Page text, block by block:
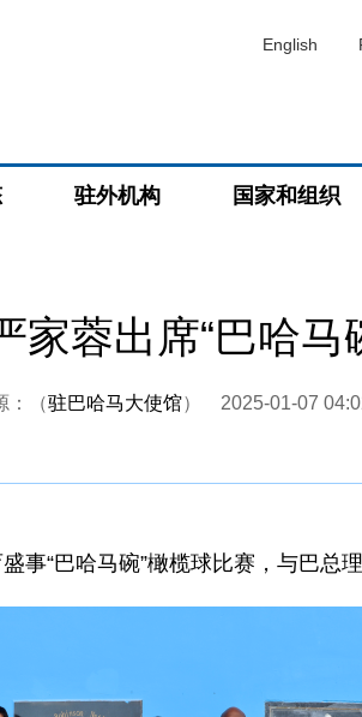
English
驻外机构 国家和组织
家蓉出席“巴哈马
：（驻巴哈马大使馆） 2025-01-07
事“巴哈马碗”橄榄球比赛，与巴总